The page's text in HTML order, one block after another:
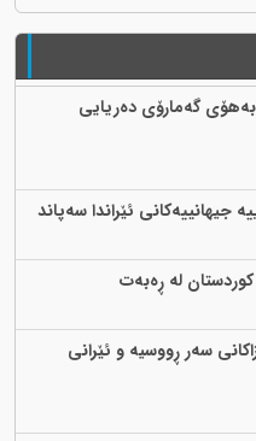
گەمارۆی دەریایی
جیهانییەکانی ئێراندا سەپاند
لە ڕەبەت
سەر ڕووسیە و ئێرانی